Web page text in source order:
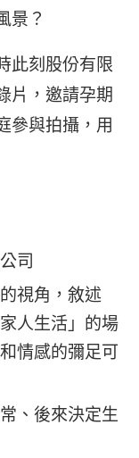
景？
此刻股份有限
片，邀請孕期
參與拍攝，用
司
視角，敘述
人生活」的場
情感的彌足可
、後來決定生